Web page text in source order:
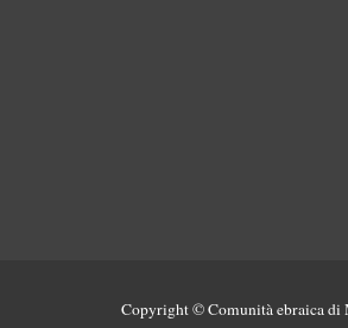
Copyright © Comunità ebraica